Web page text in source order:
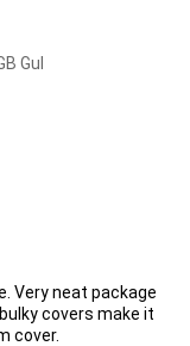
Gul
Very neat package
covers make it
cover.